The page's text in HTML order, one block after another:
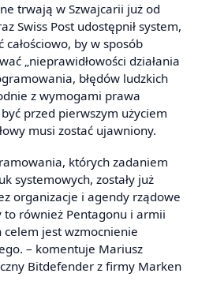
trwają w Szwajcarii już od
Swiss Post udostępnił system,
by w sposób
„nieprawidłowości działania
błędów ludzkich
z wymogami prawa
przed pierwszym użyciem
musi zostać ujawniony.
których zadaniem
systemowych, zostały już
organizacje i agendy rządowe
to również Pentagonu i armii
celem jest wzmocnienie
– komentuje Mariusz
Bitdefender z firmy Marken